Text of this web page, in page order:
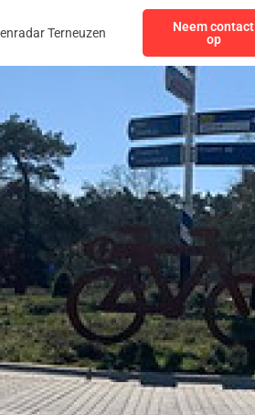
Terneuzen
Neem contact
op